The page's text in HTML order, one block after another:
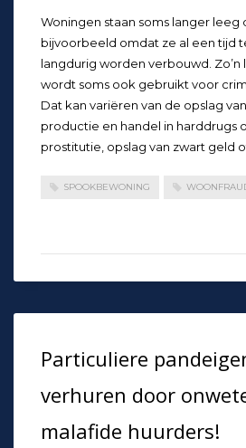
Woningen staan soms langer leeg
bijvoorbeeld omdat ze al een tijd
langdurig worden verbouwd.
wordt soms ook gebruikt voor
Dat kan variëren van de opslag
productie en handel in harddrugs
prostitutie, opslag van zwart geld
SPOOKBEWONING
Particuliere
verhuren door
malafide huurders!